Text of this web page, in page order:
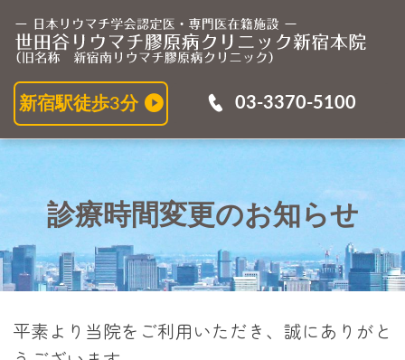
新宿駅徒歩3分 03-3370-5100
診療時間変更のお知らせ
平素より当院をご利用いただき、誠にありがと